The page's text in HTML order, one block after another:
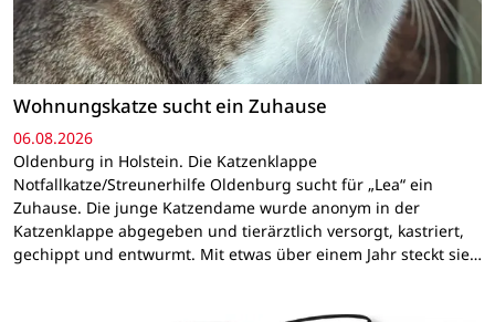
Wohnungskatze sucht ein Zuhause
06.08.2026
Oldenburg in Holstein. Die Katzenklappe
Notfallkatze/Streunerhilfe Oldenburg sucht für „Lea“ ein
Zuhause. Die junge Katzendame wurde anonym in der
Katzenklappe abgegeben und tierärztlich versorgt, kastriert,
gechippt und entwurmt. Mit etwas über einem Jahr steckt sie…